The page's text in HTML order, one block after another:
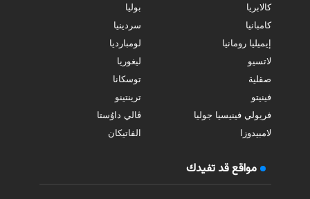
كالابريا
بوليا
كامبانيا
سردينيا
إيميليا رومانيا
لومبارديا
لاتسيو
ليغوريا
صقلية
توسكانا
فينيتو
ترينتينو
فريولي فينيسيا جوليا
ڤالي داوُستا
لامبيدوزا
الفاتيكان
مواقع قد تفيدك